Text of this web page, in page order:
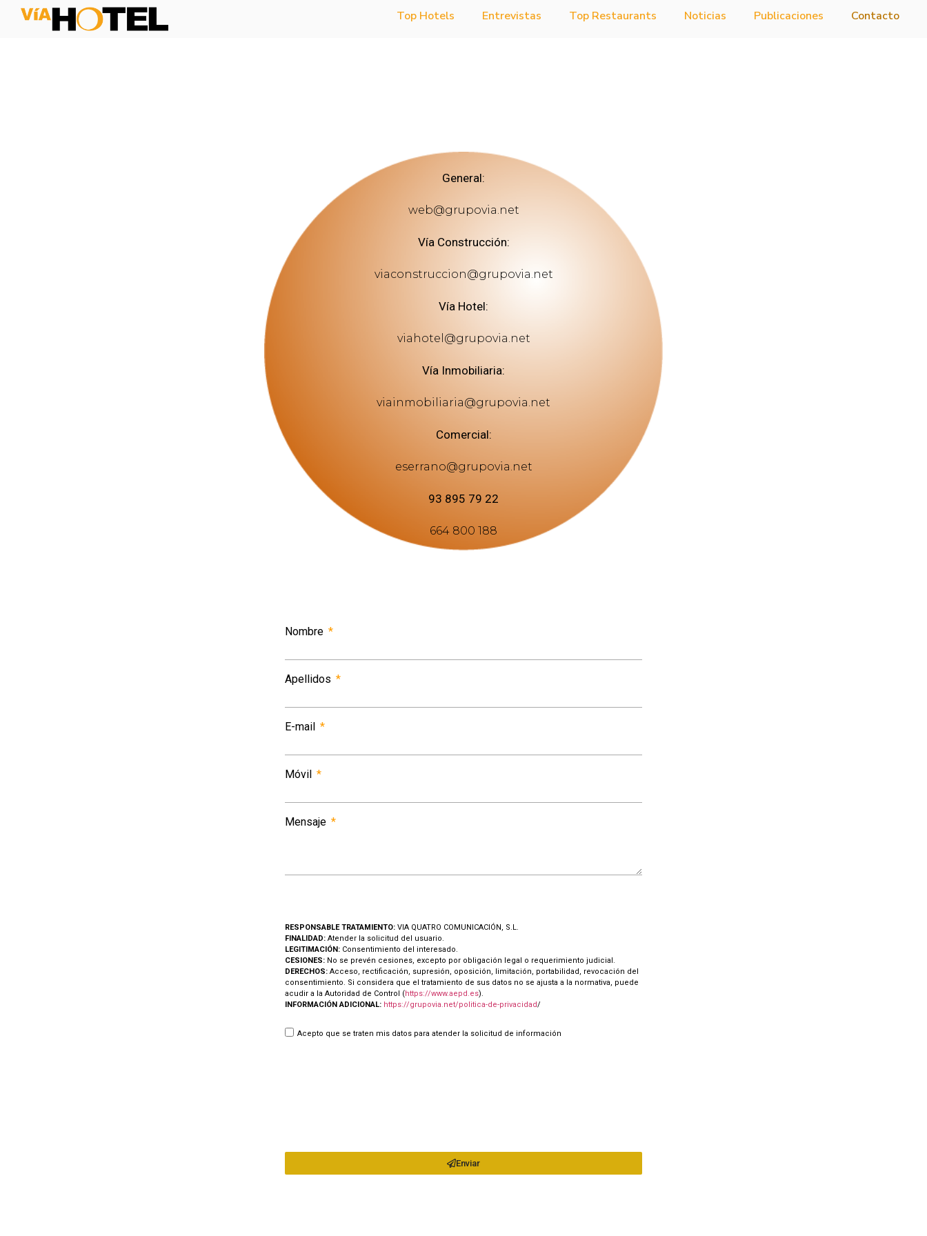
Top Hotels Entrevistas Top Restaurants Noticias Publicaciones Contacto
General:
web@grupovia.net
Vía Construcción:
viaconstruccion@grupovia.net
Vía Hotel:
viahotel@grupovia.net
Vía Inmobiliaria:
viainmobiliaria@grupovia.net
Comercial:
eserrano@grupovia.net
93 895 79 22
664 800 188
Nombre
Apellidos
E-mail
Móvil
Mensaje
RESPONSABLE TRATAMIENTO: VIA QUATRO COMUNICACIÓN, S.L.
FINALIDAD: Atender la solicitud del usuario.
LEGITIMACIÓN: Consentimiento del interesado.
CESIONES: No se prevén cesiones, excepto por obligación legal o requerimiento judicial.
DERECHOS: Acceso, rectificación, supresión, oposición, limitación, portabilidad, revocación del
consentimiento. Si considera que el tratamiento de sus datos no se ajusta a la normativa, puede
acudir a la Autoridad de Control (https://www.aepd.es).
INFORMACIÓN ADICIONAL: https://grupovia.net/politica-de-privacidad/
Acepto que se traten mis datos para atender la solicitud de información
Enviar